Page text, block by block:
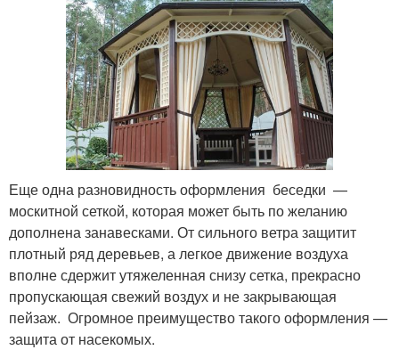
Еще одна разновидность оформления беседки —
москитной сеткой, которая может быть по желанию
дополнена занавесками. От сильного ветра защитит
плотный ряд деревьев, а легкое движение воздуха
вполне сдержит утяжеленная снизу сетка, прекрасно
пропускающая свежий воздух и не закрывающая
пейзаж. Огромное преимущество такого оформления —
защита от насекомых.